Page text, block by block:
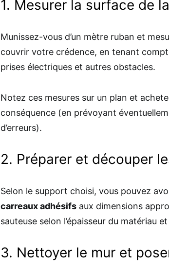
1. Mesurer la surface de
Munissez-vous d’un mètre ruban et
couvrir votre crédence, en tenant
prises électriques et autres obstacles.
Notez ces mesures sur un plan et
conséquence (en prévoyant
d’erreurs).
2. Préparer et découper
Selon le support choisi, vous pouvez
carreaux adhésifs aux dimensions
sauteuse selon l’épaisseur du matériau
3. Nettoyer le mur et